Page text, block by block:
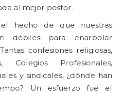
al mejor postor.
hecho de que nuestras
débiles para enarbolar
confesiones religiosas,
Colegios Profesionales,
y sindicales, ¿dónde han
Un esfuerzo fue el